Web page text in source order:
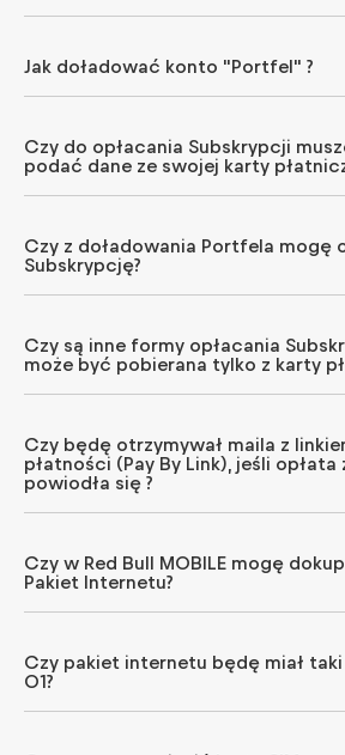
Jak doładować konto "Portfel" ?
Czy do opłacania Subskrypcji
podać dane ze swojej karty
Czy z doładowania Portfela mogę
Subskrypcję?
Czy są inne formy opłacania
może być pobierana tylko z karty
Czy będę otrzymywał maila z
płatności (Pay By Link), jeśli
powiodła się ?
Czy w Red Bull MOBILE mogę
Pakiet Internetu?
Czy pakiet internetu będę miał taki
01?